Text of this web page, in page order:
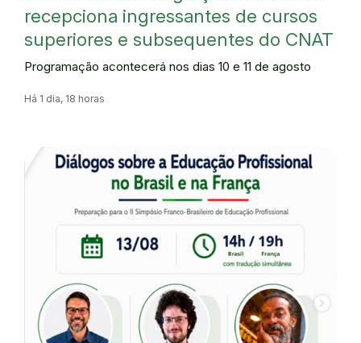
recepciona ingressantes de cursos
superiores e subsequentes do CNAT
Programação acontecerá nos dias 10 e 11 de agosto
Há 1 dia, 18 horas